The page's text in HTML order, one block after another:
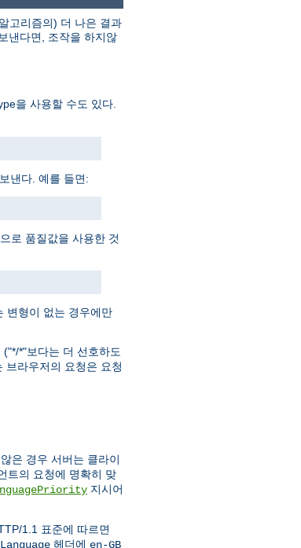
고리즘의) 더 나은 결과
낸다면, 조작을 하지않
을 사용할 수도 있다.
낸다. 예를 들면:
로 품질값을 사용한 것
변형이 없는 경우에만
*"보다는 더 선호하도
브라우저의 요청은 요청
은 경우 서버는 클라이
트의 요청에 명확히 맞
지시어
1.1 표준에 따르면
헤더에 en-GB